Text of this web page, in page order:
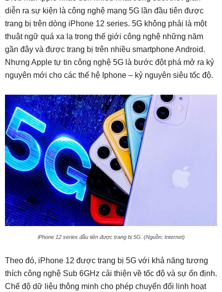
diễn ra sự kiện là công nghệ mạng 5G lần đầu tiên được
trang bị trên dòng iPhone 12 series. 5G không phải là một
thuật ngữ quá xa lạ trong thế giới công nghệ những năm
gần đây và được trang bị trên nhiều smartphone Android.
Nhưng Apple tự tin công nghệ 5G là bước đột phá mở ra kỷ
nguyên mới cho các thế hệ Iphone – kỷ nguyên siêu tốc độ.
iPhone 12 series đầu tiên được trang bị 5G. (Nguồn: Internet)
Theo đó, iPhone 12 được trang bị 5G với khả năng tương
thích công nghệ Sub 6GHz cải thiện về tốc độ và sự ổn định.
Chế độ dữ liệu thông minh cho phép chuyển đổi linh hoạt